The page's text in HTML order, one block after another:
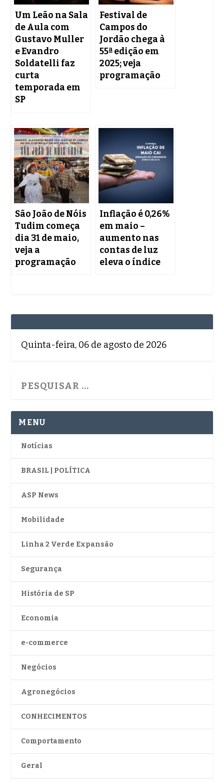
Um Leão na Sala
de Aula com
Gustavo Muller
e Evandro
Soldatelli faz
curta
temporada em
SP
Festival de
Campos do
Jordão chega à
55ª edição em
2025; veja
programação
São João de Nóis
Tudim começa
dia 31 de maio,
veja a
programação
Inflação é 0,26%
em maio –
aumento nas
contas de luz
eleva o índice
Quinta-feira, 06 de agosto de 2026
MENU
Notícias
BRASIL | POLÍTICA
ASP News
Mobilidade
Linha 2 Verde Expansão
Segurança
História de SP
Economia
e-commerce
Negócios
Agronegócios
CONHECIMENTOS
Comportamento
Geral